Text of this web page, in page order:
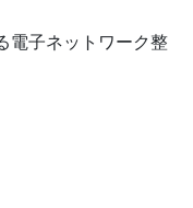
電子ネットワーク整